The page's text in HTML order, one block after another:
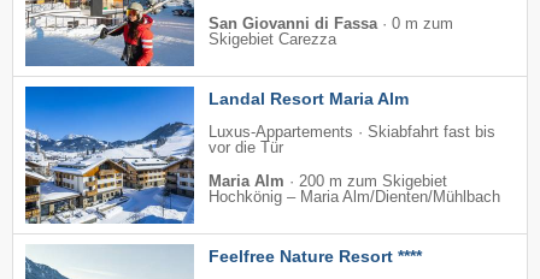
San Giovanni di Fassa · 0 m zum
Skigebiet Carezza
Landal Resort Maria Alm
Luxus-Appartements · Skiabfahrt fast bis
vor die Tür
Maria Alm · 200 m zum Skigebiet
Hochkönig – Maria Alm/​Dienten/​Mühlbach
Feelfree Nature Resort ****